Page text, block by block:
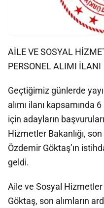
AİLE VE SOSYAL
PERSONEL ALIMI İLANI
Geçtiğimiz günlerde
alımı ilanı kapsamında
için adayların
Hizmetler Bakanlığı,
Özdemir Göktaş’ın
geldi.
Aile ve Sosyal
Göktaş, son alımların